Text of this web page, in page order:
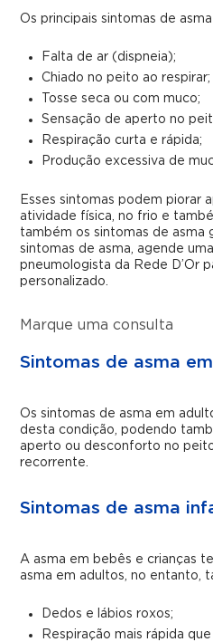
Os principais sintomas de asma
Falta de ar (dispneia);
Chiado no peito ao respirar;
Tosse seca ou com muco;
Sensação de aperto no
Respiração curta e rápida;
Produção excessiva de
Esses sintomas podem piorar
atividade física, no frio e
também os sintomas de asma
sintomas de asma, agende
pneumologista da Rede D’Or
personalizado.
Marque uma consulta
Sintomas de asma
Os sintomas de asma em
desta condição, podendo
aperto ou desconforto no
recorrente.
Sintomas de asma
A asma em bebês e crianças
asma em adultos, no entanto,
Dedos e lábios roxos;
Respiração mais rápida